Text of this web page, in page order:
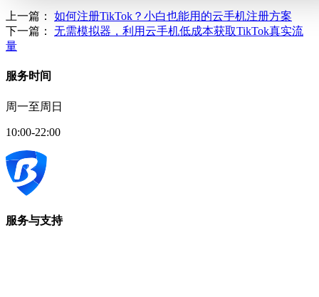
上一篇： 如何注册TikTok？小白也能用的云手机注册方案
下一篇： 无需模拟器，利用云手机低成本获取TikTok真实流
量
服务时间
周一至周日
10:00-22:00
服务与支持